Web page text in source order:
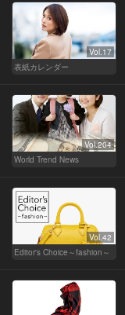
Vol.17
表紙カレンダー
Vol.204
World Trend News
Vol.42
Editor's Choice～fashion～